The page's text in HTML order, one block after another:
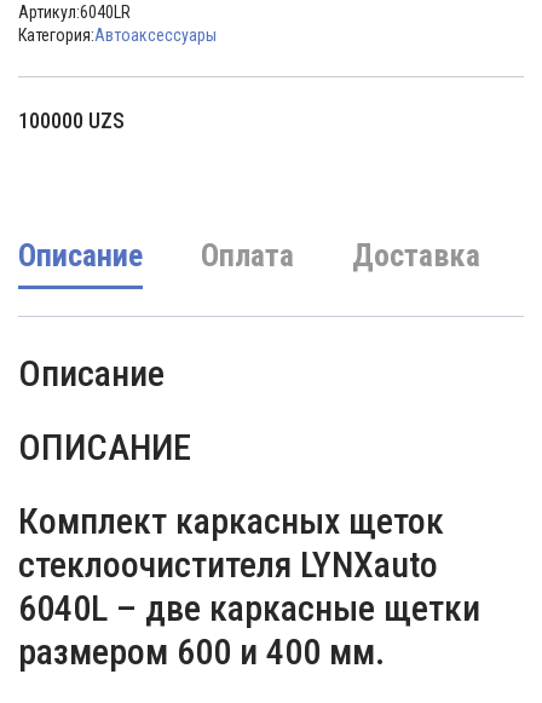
Артикул:6040LR
Категория:Автоаксессуары
100000 UZS
Описание Оплата Доставка
Описание
ОПИСАНИЕ
Комплект каркасных щеток
стеклоочистителя LYNXauto
6040L – две каркасные щетки
размером 600 и 400 мм.